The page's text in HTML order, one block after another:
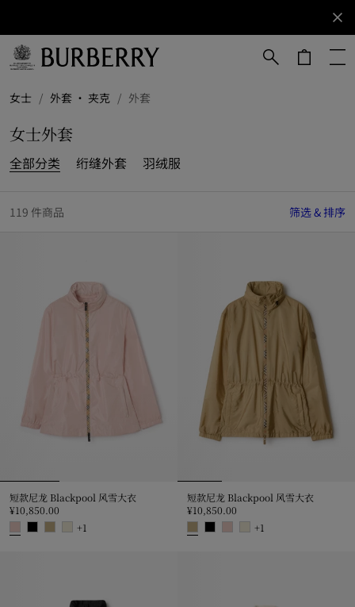
订阅获取
Burberry
品牌资
女士 / 外套 · 夹克 / 外套
女士外套
全部分类 绗缝外套 羽绒服
119 件商品 筛选 & 排序
短款尼龙 Blackpool 风雪大衣
¥10,850.00
+1
短款尼龙 Blackpool 风雪大衣
¥10,850.00
+1